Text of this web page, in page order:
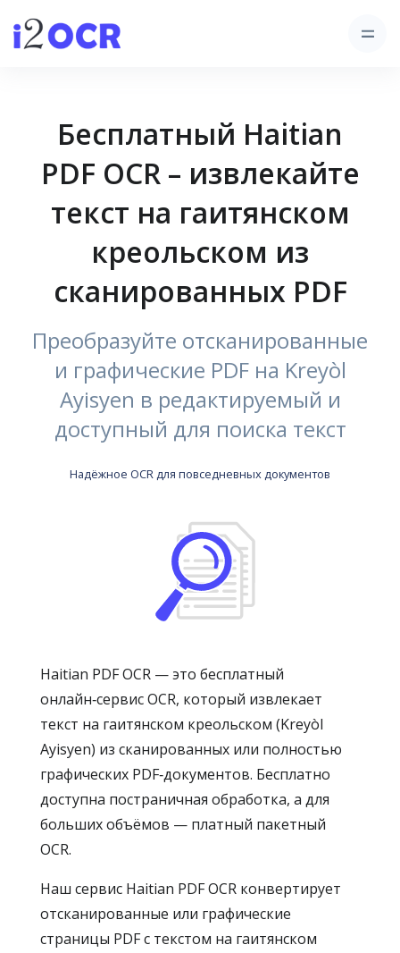
Бесплатный Haitian
PDF OCR – извлекайте
текст на гаитянском
креольском из
сканированных PDF
Преобразуйте отсканированные
и графические PDF на Kreyòl
Ayisyen в редактируемый и
доступный для поиска текст
Надёжное OCR для повседневных документов
Haitian PDF OCR — это бесплатный
онлайн‑сервис OCR, который извлекает
текст на гаитянском креольском (Kreyòl
Ayisyen) из сканированных или полностью
графических PDF‑документов. Бесплатно
доступна постраничная обработка, а для
больших объёмов — платный пакетный
OCR.
Наш сервис Haitian PDF OCR конвертирует
отсканированные или графические
страницы PDF с текстом на гаитянском